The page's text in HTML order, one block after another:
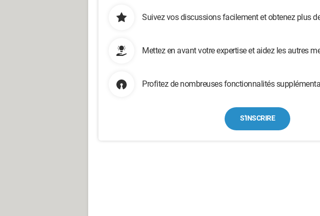
Suivez vos discussions facilement et obtenez plus
Mettez en avant votre expertise et aidez les autres
Profitez de nombreuses fonctionnalités
S'INSCRIRE